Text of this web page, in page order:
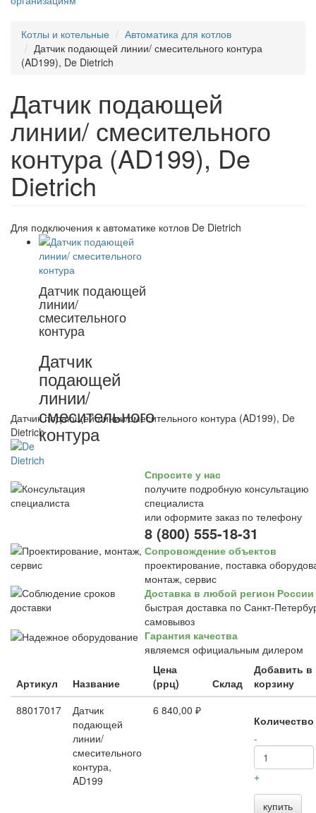
Котлы и котельные
Автоматика для котлов
Датчик подающей линии/ смесительного контура
(AD199), De Dietrich
Датчик подающей
линии/ смесительного
контура (AD199), De
Dietrich
Для подключения к автоматике котлов De Dietrich
Датчик подающей
линии/
смесительного
контура
Датчик
подающей
линии/
смесительного
контура
Датчик подающей линии/смесительного контура (AD199), De
Dietrich
Спросите у нас
получите подробную консультацию
специалиста
или оформите заказ по телефону
8 (800) 555-18-31
Сопровождение объектов
проектирование, поставка
монтаж, сервис
Доставка в любой регион России
быстрая доставка по Санкт-
самовывоз
Гарантия качества
являемся официальным дилером
Артикул Название
Цена
(ррц)
Склад
Добавить в
корзину
88017017
Датчик
подающей
линии/
смесительного
контура,
AD199
6 840,00 ₽
Количество
-
+
купить